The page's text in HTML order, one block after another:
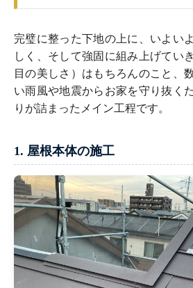
完璧に整った下地の上に、いよい
しく、そして強固に組み上げてい
目の美しさ）はもちろんのこと、
い雨風や地震からお家を守り抜く
りが詰まったメイン工程です。
1. 屋根本体の施工